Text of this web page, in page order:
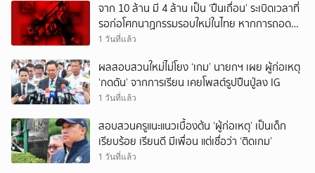
จาก 10 ล้าน มี 4 ล้าน เป็น ‘ปืนเถื่อน’ ระเบิดเวลาที่
รอก่อโศกนาฏกรรมรอบใหม่ในไทย หากการถอดบท
เรียนของรัฐเป็นเพียง ‘ลมปาก’
1 วันที่แล้ว
ผลสอบสวนใหม่ไม่โยง ‘เกม’ นายกฯ เผย ผู้ก่อเหตุ
‘กดดัน’ จากการเรียน เคยโพสต์รูปปืนปู่ลง IG
1 วันที่แล้ว
สอบสวนครูแนะแนวเบื้องต้น ‘ผู้ก่อเหตุ’ เป็นเด็ก
เรียบร้อย เรียนดี มีเพื่อน แต่เชื่อว่า ‘ติดเกม’
1 วันที่แล้ว